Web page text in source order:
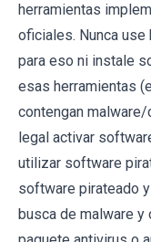
herramientas
oficiales. Nunca
para eso ni instale
esas herramientas
contengan
legal activar
utilizar software
software pirateado
busca de malware y